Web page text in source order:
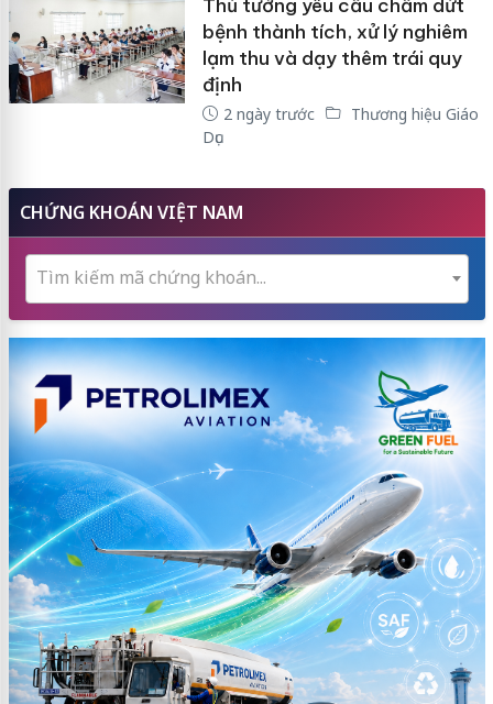
Thủ tướng yêu cầu chấm dứt
bệnh thành tích, xử lý nghiêm
lạm thu và dạy thêm trái quy
định
2 ngày trước
Thương hiệu Giáo
Dục
CHỨNG KHOÁN VIỆT NAM
Tìm kiếm mã chứng khoán...